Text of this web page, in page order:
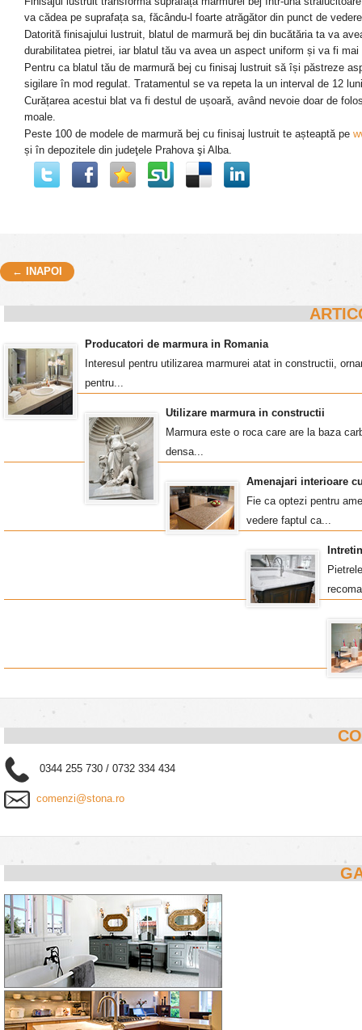
va cădea pe suprafața sa, făcându-l foarte atrăgător din punct de
Datorită finisajului lustruit, blatul de marmură bej din bucătăria ta va
durabilitatea pietrei, iar blatul tău va avea un aspect uniform și va fi
Pentru ca blatul tău de marmură bej cu finisaj lustruit să își păstreze
sigilare în mod regulat. Tratamentul se va repeta la un interval de 12
Curățarea acestui blat va fi destul de ușoară, având nevoie doar de
moale.
Peste 100 de modele de marmură bej cu finisaj lustruit te așteaptă pe
și în depozitele din judeţele Prahova şi Alba.
Post navigation
← INAPOI
Producatori de marmura in Romania
Interesul pentru utilizarea marmurei atat in constructii,
pentru...
Utilizare marmura in constructii
Marmura este o roca care are la baza
densa...
Amenajari interioare
Fie ca optezi pentru
vedere faptul ca...
0344 255 730 / 0732 334 434
comenzi@stona.ro